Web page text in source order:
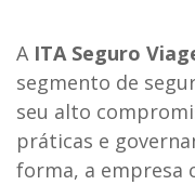
A ITA Seguro
segmento de
seu alto
práticas e
forma, a empresa